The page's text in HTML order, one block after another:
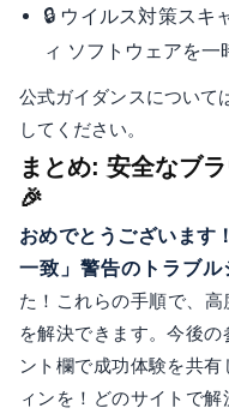
🔒 ウイルス対策スキ
ィ ソフトウェアを一
公式ガイダンスについて
してください。
まとめ: 安全なブ
🎉
おめでとうございます
一致」警告のトラブ
た！これらの手順で、
を解決できます。今後
ント欄で成功体験を共
ィンを！どのサイトで